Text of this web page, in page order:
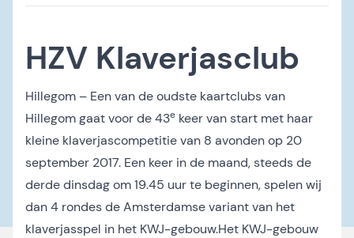
HZV Klaverjasclub
Hillegom – Een van de oudste kaartclubs van
Hillegom gaat voor de 43e keer van start met haar
kleine klaverjascompetitie van 8 avonden op 20
september 2017. Een keer in de maand, steeds de
derde dinsdag om 19.45 uur te beginnen, spelen wij
dan 4 rondes de Amsterdamse variant van het
klaverjasspel in het KWJ-gebouw.Het KWJ-gebouw